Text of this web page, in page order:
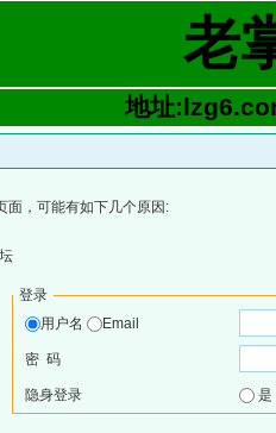
老
地址
面，可能有如下几个原因:
登录
用户名
Email
密 码
隐身登录